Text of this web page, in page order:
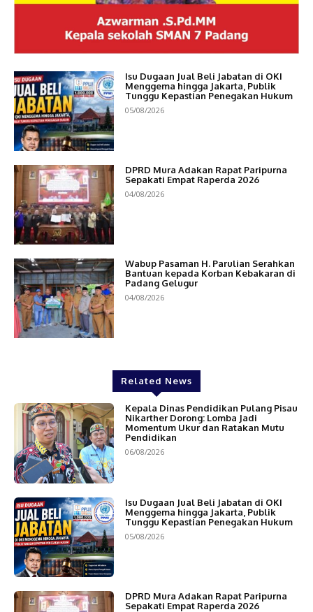
Isu Dugaan Jual Beli Jabatan di OKI
Menggema hingga Jakarta, Publik
Tunggu Kepastian Penegakan Hukum
05/08/2026
DPRD Mura Adakan Rapat Paripurna
Sepakati Empat Raperda 2026
04/08/2026
Wabup Pasaman H. Parulian Serahkan
Bantuan kepada Korban Kebakaran di
Padang Gelugur
04/08/2026
Related News
Kepala Dinas Pendidikan Pulang Pisau
Nikarther Dorong: Lomba Jadi
Momentum Ukur dan Ratakan Mutu
Pendidikan
06/08/2026
Isu Dugaan Jual Beli Jabatan di OKI
Menggema hingga Jakarta, Publik
Tunggu Kepastian Penegakan Hukum
05/08/2026
DPRD Mura Adakan Rapat Paripurna
Sepakati Empat Raperda 2026